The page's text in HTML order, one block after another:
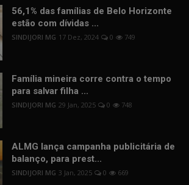
56,1% das famílias de Belo Horizonte
estão com dívidas ...
SINDIJORI MG 17 Dez, 2024 0 749
Família mineira corre contra o tempo
para salvar filha ...
SINDIJORI MG 29 Jan, 2025 0 748
ALMG lança campanha publicitária de
balanço, para prest...
SINDIJORI MG 3 Jan, 2025 0 669